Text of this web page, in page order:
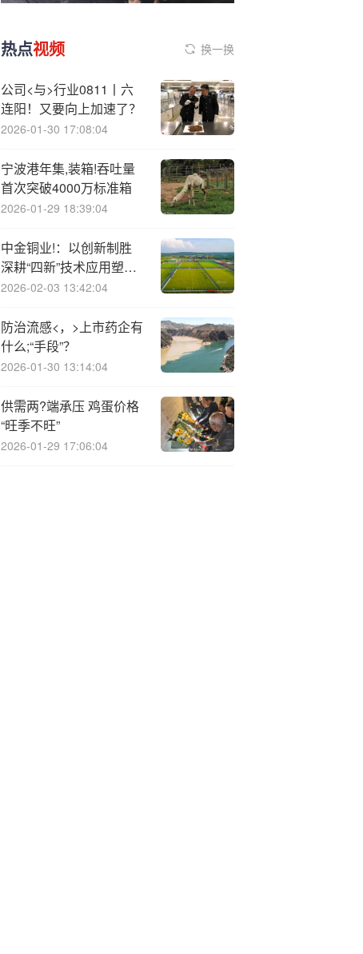
热点视频 换一换
公司<与>行业0811丨六
连阳！又要向上加速了？
2026-01-30 17:08:04
宁波港年集,装箱!吞吐量
首次突破4000万标准箱
2026-01-29 18:39:04
中金铜业!：以创新制胜
深耕“四新”技术应用塑造
高质量发展新优势
2026-02-03 13:42:04
防治流感<，>上市药企有
什么;“手段”？
2026-01-30 13:14:04
供需两?端承压 鸡蛋价格
“旺季不旺”
2026-01-29 17:06:04